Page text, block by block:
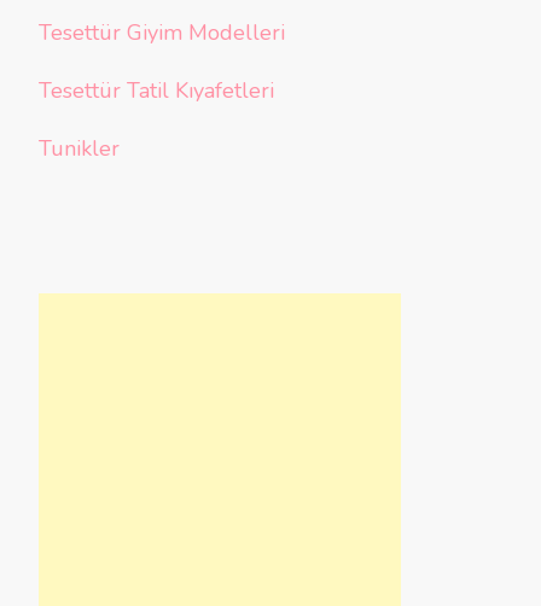
Tesettür Giyim Modelleri
Tesettür Tatil Kıyafetleri
Tunikler